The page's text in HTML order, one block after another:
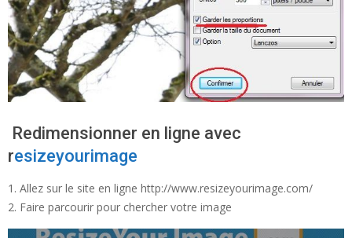
Redimensionner en ligne avec
resizeyourimage
Allez sur le site en ligne http://www.resizeyourimage.com/
Faire parcourir pour chercher votre image